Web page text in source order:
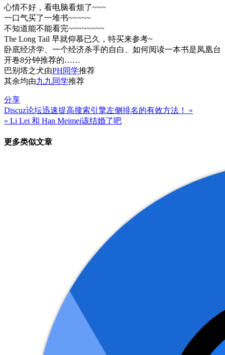
心情不好，看电脑看烦了~~~
一口气买了一堆书~~~~~
不知道能不能看完~~~~~~~~
The Long Tail 早就仰慕已久，特买来参考~
卧底经济学、一个经济杀手的自白、如何阅读一本书是凤凰台
开卷8分钟推荐的……
巴别塔之犬由PH同学推荐
其余均由九九同学推荐
分享
文
章
导
Discuz论坛迅速提高搜索引擎左侧排名的有效方法！ »
« Li Lei 和 Han Meimei该结婚了吧
更多类似文章